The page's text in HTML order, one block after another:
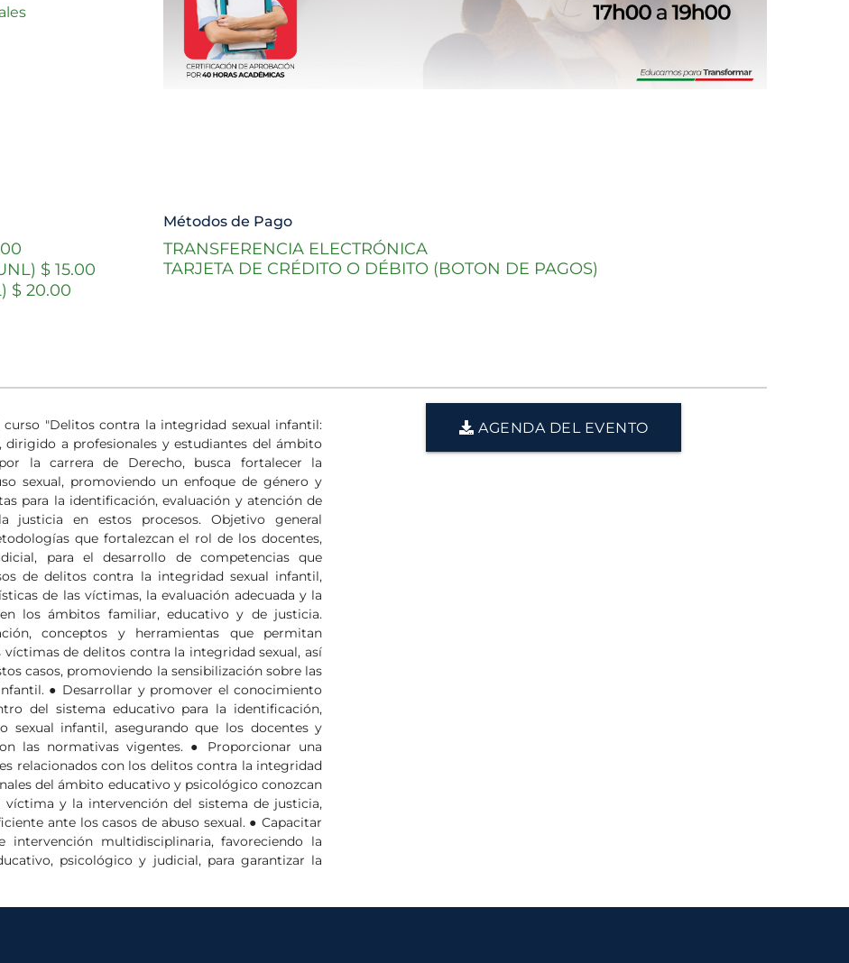
$ 15.00
$ 20.00
Métodos de Pago
TRANSFERENCIA ELECTRÓNICA
TARJETA DE CRÉDITO O DÉBITO (BOTON DE PAGOS)
"Delitos contra la integridad sexual infantil:
dirigido a profesionales y estudiantes del ámbito
la carrera de Derecho, busca fortalecer la
sexual, promoviendo un enfoque de género y
para la identificación, evaluación y atención de
en estos procesos. Objetivo general
que fortalezcan el rol de los docentes,
para el desarrollo de competencias que
de delitos contra la integridad sexual infantil,
de las víctimas, la evaluación adecuada y la
los ámbitos familiar, educativo y de justicia.
conceptos y herramientas que permitan
de delitos contra la integridad sexual, así
casos, promoviendo la sensibilización sobre las
● Desarrollar y promover el conocimiento
del sistema educativo para la identificación,
sexual infantil, asegurando que los docentes y
las normativas vigentes. ● Proporcionar una
relacionados con los delitos contra la integridad
del ámbito educativo y psicológico conozcan
y la intervención del sistema de justicia,
ante los casos de abuso sexual. ● Capacitar
multidisciplinaria, favoreciendo la
psicológico y judicial, para garantizar la
AGENDA DEL EVENTO